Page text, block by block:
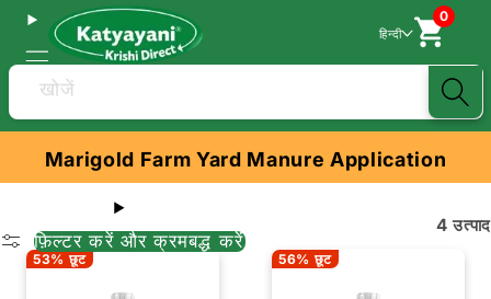
हिन्दी
0
खोजें
Marigold Farm Yard Manure Application
फ़िल्टर करें और क्रमबद्ध करें
4 उत्पाद
53% छूट 56% छूट